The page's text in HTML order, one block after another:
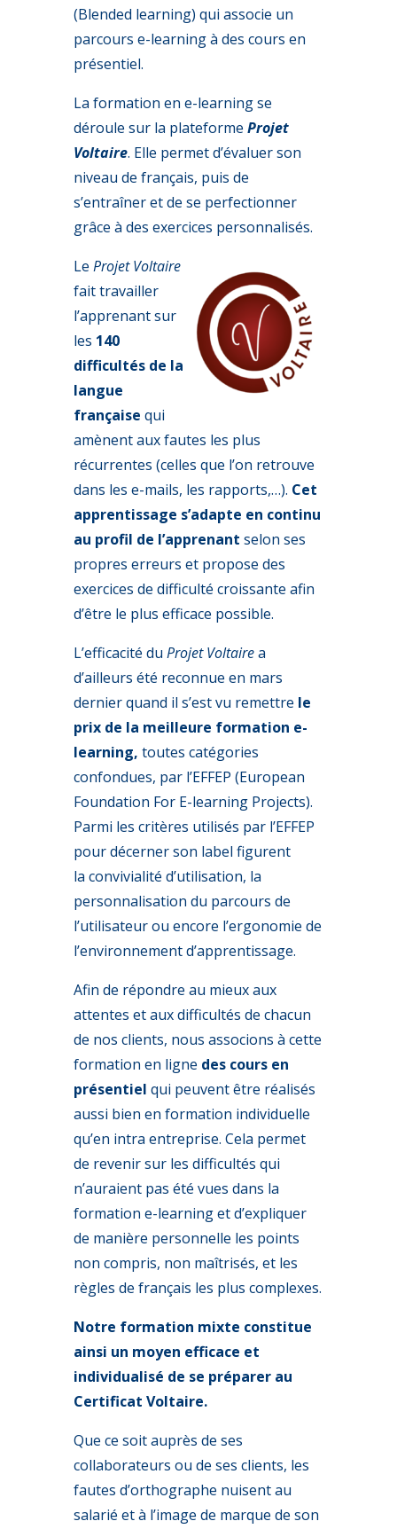
(Blended learning) qui associe un
parcours e-learning à des cours en
présentiel.
La formation en e-learning se
déroule sur la plateforme Projet
Voltaire. Elle permet d’évaluer son
niveau de français, puis de
s’entraîner et de se perfectionner
grâce à des exercices personnalisés.
Le Projet Voltaire
fait travailler
l’apprenant sur
les 140
difficultés de la
langue
française qui
amènent aux fautes les plus
récurrentes (celles que l’on retrouve
dans les e-mails, les rapports,…). Cet
apprentissage s’adapte en continu
au profil de l’apprenant selon ses
propres erreurs et propose des
exercices de difficulté croissante afin
d’être le plus efficace possible.
L’efficacité du Projet Voltairea
d’ailleurs été reconnue en mars
dernier quand il s’est vu remettre le
prix de la meilleure formation e-
learning, toutes catégories
confondues, par l’EFFEP (European
Foundation For E-learning Projects).
Parmi les critères utilisés par l’EFFEP
pour décerner son label figurent
la convivialité d’utilisation, la
personnalisation du parcours de
l’utilisateur ou encore l’ergonomie de
l’environnement d’apprentissage.
Afin de répondre au mieux aux
attentes et aux difficultés de chacun
de nos clients, nous associons à cette
formation en ligne des cours en
présentiel qui peuvent être réalisés
aussi bien en formation individuelle
qu’en intra entreprise. Cela permet
de revenir sur les difficultés qui
n’auraient pas été vues dans la
formation e-learning et d’expliquer
de manière personnelle les points
non compris, non maîtrisés, et les
règles de français les plus complexes.
Notre formation mixte constitue
ainsi un moyen efficace et
individualisé de se préparer au
Certificat Voltaire.
Que ce soit auprès de ses
collaborateurs ou de ses clients, les
fautes d’orthographe nuisent au
salarié et à l’image de marque de son